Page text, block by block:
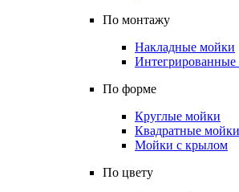
По монтажу
Накладные мойки
По форме
Круглые мойки
Квадратные мойки
Мойки с крылом
По цвету